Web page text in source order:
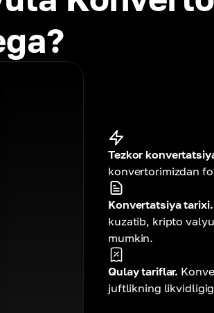
Tezkor
konvertorimizdan
Konvertatsiya tarixi.
kuzatib, kripto
mumkin.
Qulay tariflar.
juftlikning